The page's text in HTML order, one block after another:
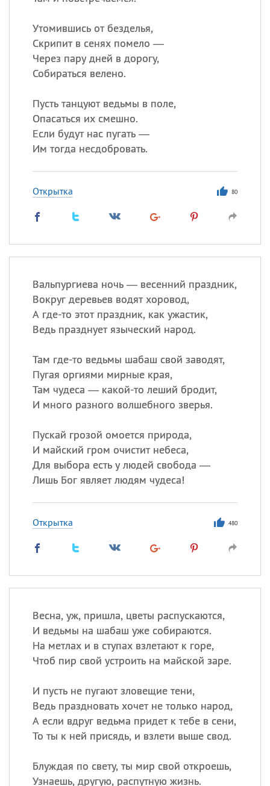
Утомившись от безделья,
Скрипит в сенях помело —
Через пару дней в дорогу,
Собираться велено.
Пусть танцуют ведьмы в поле,
Опасаться их смешно.
Если будут нас пугать —
Им тогда несдобровать.
Открытка 80
Вальпургиева ночь — весенний праздник,
Вокруг деревьев водят хоровод,
А где-то этот праздник, как ужастик,
Ведь празднует языческий народ.
Там где-то ведьмы шабаш свой заводят,
Пугая оргиями мирные края,
Там чудеса — какой-то леший бродит,
И много разного волшебного зверья.
Пускай грозой омоется природа,
И майский гром очистит небеса,
Для выбора есть у людей свобода —
Лишь Бог являет людям чудеса!
Открытка 480
Весна, уж, пришла, цветы распускаются,
И ведьмы на шабаш уже собираются.
На метлах и в ступах взлетают к горе,
Чтоб пир свой устроить на майской заре.
И пусть не пугают зловещие тени,
Ведь праздновать хочет не только народ,
А если вдруг ведьма придет к тебе в сени,
То ты к ней присядь, и взлети выше свод.
Блуждая по свету, ты мир свой откроешь,
Узнаешь, другую, распутную жизнь.